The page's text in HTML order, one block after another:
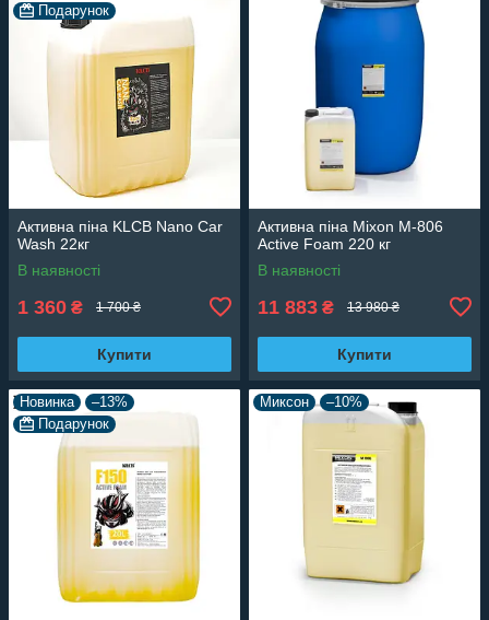
Подарунок
Активна піна KLCB Nano Car
Wash 22кг
В наявності
1 360 ₴ 1 700 ₴
Купити
Активна піна Mixon M-806
Active Foam 220 кг
В наявності
11 883 ₴ 13 980 ₴
Купити
Новинка
–13%
Подарунок
Миксон –10%